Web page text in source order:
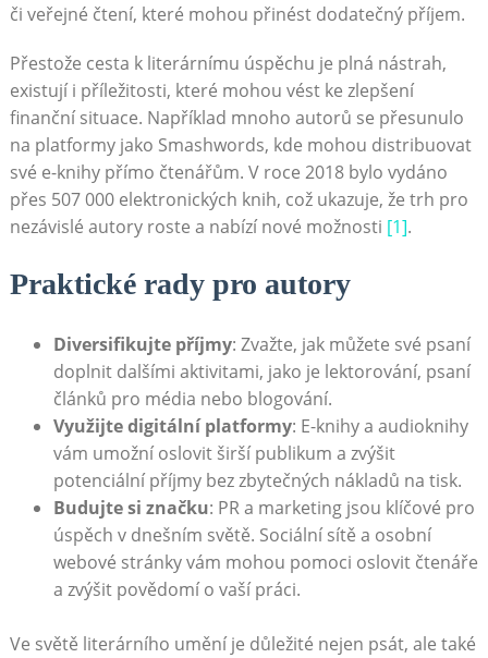
či veřejné čtení, které mohou přinést dodatečný příjem.
Přestože cesta k literárnímu úspěchu je plná nástrah,
existují i příležitosti, které mohou vést ke zlepšení
finanční situace. Například mnoho autorů se přesunulo
na platformy jako Smashwords, kde mohou distribuovat
své e-knihy přímo čtenářům. V roce 2018 bylo vydáno
přes 507 000 elektronických knih, což ukazuje, že trh pro
nezávislé autory roste a nabízí nové možnosti [1].
Praktické rady pro autory
Diversifikujte příjmy: Zvažte, jak můžete své psaní
doplnit dalšími aktivitami, jako je lektorování, psaní
článků pro média nebo blogování.
Využijte digitální platformy: E-knihy a audioknihy
vám umožní oslovit širší publikum a zvýšit
potenciální příjmy bez zbytečných nákladů na tisk.
Budujte si značku: PR a marketing jsou klíčové pro
úspěch v dnešním světě. Sociální sítě a osobní
webové stránky vám mohou pomoci oslovit čtenáře
a zvýšit povědomí o vaší práci.
Ve světě literárního umění je důležité nejen psát, ale také